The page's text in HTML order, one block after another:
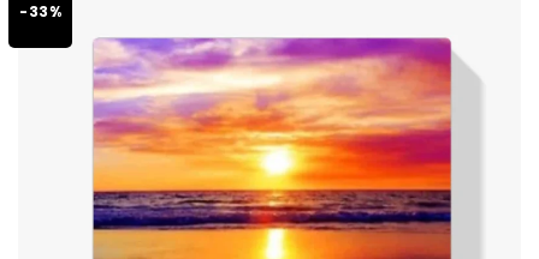
-33%